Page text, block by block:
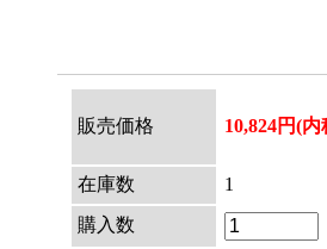
販売価格 10,824円(内
在庫数
1
購入数